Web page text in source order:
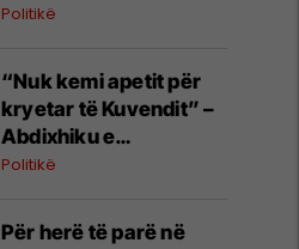
manipulon opinionin
Politikë
“Nuk kemi apetit për
kryetar të Kuvendit” –
Abdixhiku e
konsideron si figurë
Politikë
Për herë të parë në